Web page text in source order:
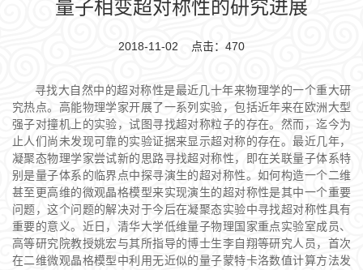
量子相变超对称性的研究进展
2018-11-02 点击： 470
寻找大自然中的超对称性是最近几十年来物理学的一个重大研
究热点。高能物理学家开展了一系列实验，包括近年来在欧洲大型
强子对撞机上的实验，试图寻找超对称粒子的存在。然而，迄今为
止人们尚未发现可靠的实验证据来显示超对称的存在。最近几年，
凝聚态物理学家尝试新的思路寻找超对称性，即在关联量子体系特
别是量子体系的临界点中探寻演生的超对称性。如何构造一个二维
甚至更高维的微观晶格模型来实现演生的超对称性是其中一个重要
问题，这个问题的解决对于今后在凝聚态实验中寻找超对称性具有
重要的意义。近日，清华大学低维量子物理国家重点实验室成员、
高等研究院教授姚宏与其所指导的博士生李自翔等研究人员，首次
在二维微观晶格模型中利用无近似的量子蒙特卡洛数值计算方法发